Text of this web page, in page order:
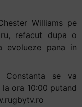
Williams pe
refacut dupa o
evolueze pana in
Constanta se va
ora 10:00 putand